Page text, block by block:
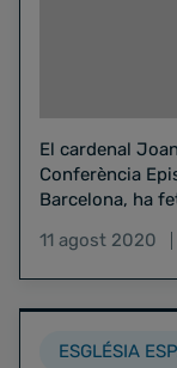
El cardenal
Conferència
Barcelona, ha
11 agost 2020
ESGLÉSIA